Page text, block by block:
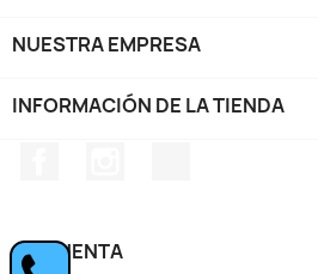
NUESTRA EMPRESA
INFORMACIÓN DE LA TIENDA
SU CUENTA